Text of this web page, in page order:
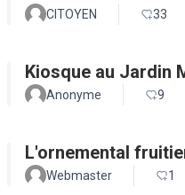
CITOYEN 33
Kiosque au Jardin
Anonyme 9
L'ornemental
Webmaster 1